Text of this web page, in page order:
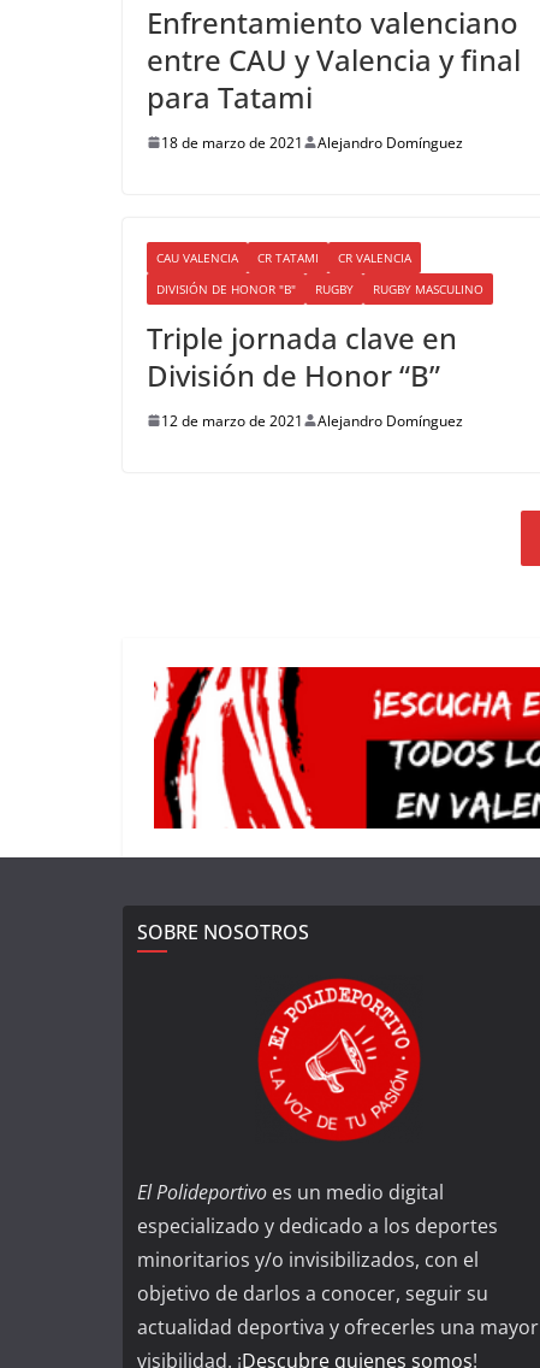
Enfrentamiento valenciano
entre CAU y Valencia y final
para Tatami
18 de marzo de 2021 Alejandro Domínguez
CAU VALENCIA CR TATAMI
CR VALENCIA
DIVISIÓN DE HONOR "B"
RUGBY RUGBY MASCULINO
Triple jornada clave en
División de Honor “B”
12 de marzo de 2021 Alejandro Domínguez
SOBRE NOSOTROS
El Polideportivo es un medio digital
especializado y dedicado a los deportes
minoritarios y/o invisibilizados, con el
objetivo de darlos a conocer, seguir su
actualidad deportiva y ofrecerles una mayor
visibilidad. ¡Descubre quienes somos!